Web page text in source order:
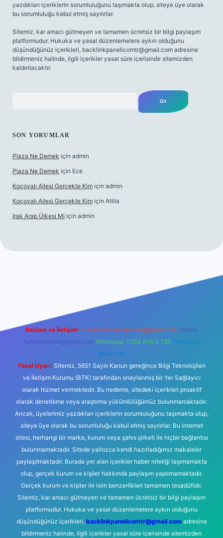
yazdıkları içeriklerin sorumluluğunu taşımakta olup, siteye üye olarak
bu sorumluluğu kabul etmiş sayılırlar.
Sitemiz, kar amacı gütmeyen ve tamamen ücretsiz bir bilgi paylaşım
platformudur. Hukuka ve yasal düzenlemelere aykırı olduğunu
düşündüğünüz içerikleri, backlinkpanelicomtr@gmail.com adresine
bildirmeniz halinde, ilgili içerikler yasal süre içerisinde sitemizden
kaldırılacaktır.
SON YORUMLAR
Plaza Ne Demek için admin
Plaza Ne Demek için Ece
Koçovalı Ailesi Gerçekte Kim için admin
Koçovalı Ailesi Gerçekte Kim için Atilla
Irak Arap Ülkesi Mi için admin
Reklam ve İletişim: E-mail: backlinkpaneli@gmail.com Teams:
forumhizmeti@gmail.com Whatsapp: 0262 606 0 726 Telegram:
@karabul
Yasal Uyarı: Sitemiz, 5651 Sayılı Kanun gereğince Bilgi Teknolojileri
ve İletişim Kurumu (BTK) tarafından onaylanmış bir Yer Sağlayıcı
olarak hizmet vermektedir. Bu nedenle, sitedeki içerikleri proaktif
olarak denetleme veya araştırma yükümlülüğümüz bulunmamaktadır.
Ancak, üyelerimiz yazdıkları içeriklerin sorumluluğunu taşımakta olup,
siteye üye olarak bu sorumluluğu kabul etmiş sayılırlar. Bu internet
sitesi, herhangi bir marka, kurum veya şahıs şirketi ile hiçbir bağlantısı
bulunmamaktadır. Sitede yalnızca kendi hazırladığımız makaleler
paylaşılmaktadır. Burada yer alan içerikler haber niteliği taşımamakta
olup, gerçek kurum ve kişiler hakkında paylaşım yapılmamaktadır.
Gerçek kurum ve kişiler ile isim benzerlikleri tamamen tesadüfidir.
Sitemiz, kar amacı gütmeyen ve tamamen ücretsiz bir bilgi paylaşım
platformudur. Hukuka ve yasal düzenlemelere aykırı olduğunu
düşündüğünüz içerikleri, backlinkpanelicomtr@gmail.comadresine
bildirmeniz halinde, ilgili içerikler yasal süre içerisinde sitemizden